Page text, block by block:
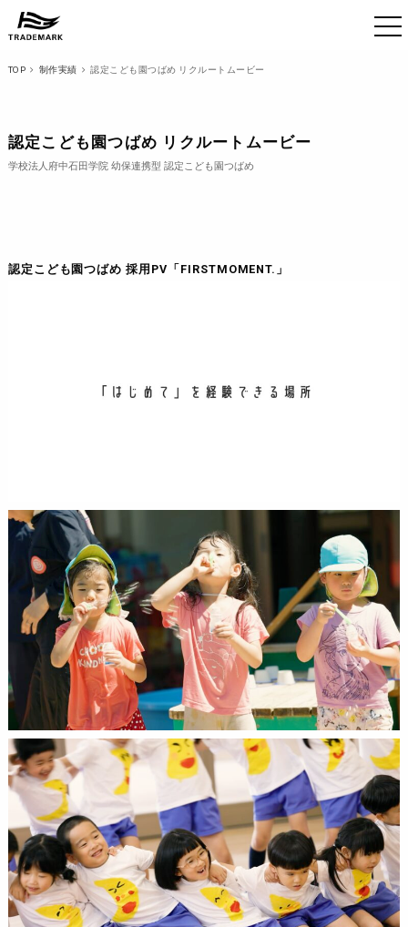
TOP 制作実績 認定こども園つばめ リクルートムービー
認定こども園つばめ リクルートムービー
学校法人府中石田学院 幼保連携型 認定こども園つばめ
認定こども園つばめ 採用PV「FIRSTMOMENT.」